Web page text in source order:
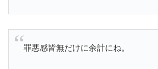
罪悪感皆無だけに余計にね。